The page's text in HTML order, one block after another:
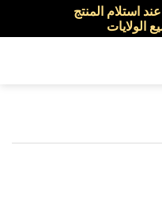
استلام المنتج
الولايات